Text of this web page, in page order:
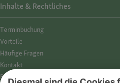
Inhalte & Rechtliches
Termin­buchung
Vorteile
Häufige Fragen
Kontakt
Barrierefreiheit